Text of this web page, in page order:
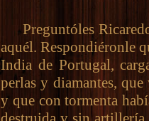
Preguntóles
aquél. Respondiéronle
India de Portugal,
perlas y diamantes,
y que con tormenta